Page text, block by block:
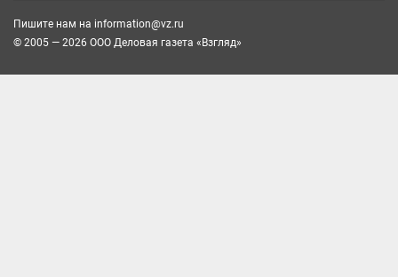
Пишите нам на information@vz.ru
© 2005 — 2026 ООО Деловая газета «Взгляд»